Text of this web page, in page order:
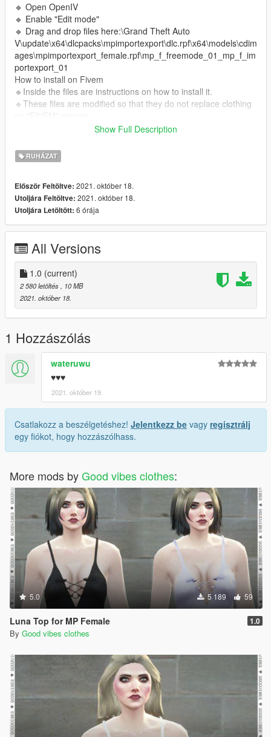
🔹 Open OpenIV
🔹 Enable "Edit mode"
🔹 Drag and drop files here:\Grand Theft Auto
V\update\x64\dlcpacks\mpimportexport\dlc.rpf\x64\models\cdim
ages\mpimportexport_female.rpf\mp_f_freemode_01_mp_f_im
portexport_01
How to install on Fivem
🔹Inside the files are instructions on how to install it.
🔹These files are modified so that they do not replace clothing
_________________________❤
❤I have permission from this Simmer to upload its content.❤
Instagram Grafity
Show Full Description
RUHÁZAT
Először Feltöltve: 2021. október 18.
Utoljára Feltöltve: 2021. október 18.
Utoljára Letöltött: 6 órája
All Versions
1.0 (current)
2 580 letöltés
, 10 MB
2021. október 18.
1 Hozzászólás
wateruwu
♥♥♥
2021. október 19.
Csatlakozz a beszélgetéshez! Jelentkezz be vagy regisztrálj
egy fiókot, hogy hozzászólhass.
More mods byGood vibes clothes:
5.0 5 189 59
Luna Top for MP Female 1.0
By Good vibes clothes